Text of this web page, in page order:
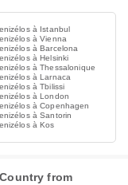
à Istanbul
à Vienna
à Barcelona
à Helsinki
à Thessalonique
à Larnaca
à Tbilissi
à London
à Copenhagen
à Santorin
à Kos
from